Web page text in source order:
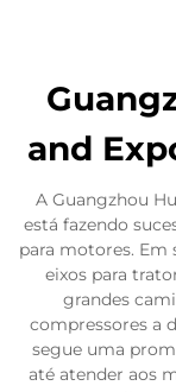
and
A Guangzhou
está fazendo
para motores. Em
eixos para
grandes
compressores a
segue uma
até atender aos